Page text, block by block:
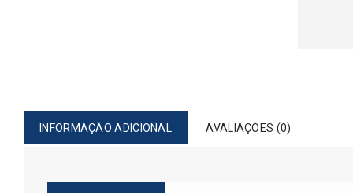
INFORMAÇÃO ADICIONAL AVALIAÇÕES (0)